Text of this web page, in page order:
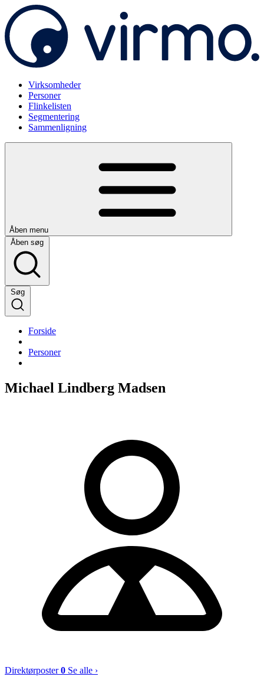
Virksomheder
Personer
Flinkelisten
Segmentering
Sammenligning
Åben menu
Åben søg
Søg
Forside
Personer
Michael Lindberg Madsen
Direktørposter0 Se alle ›